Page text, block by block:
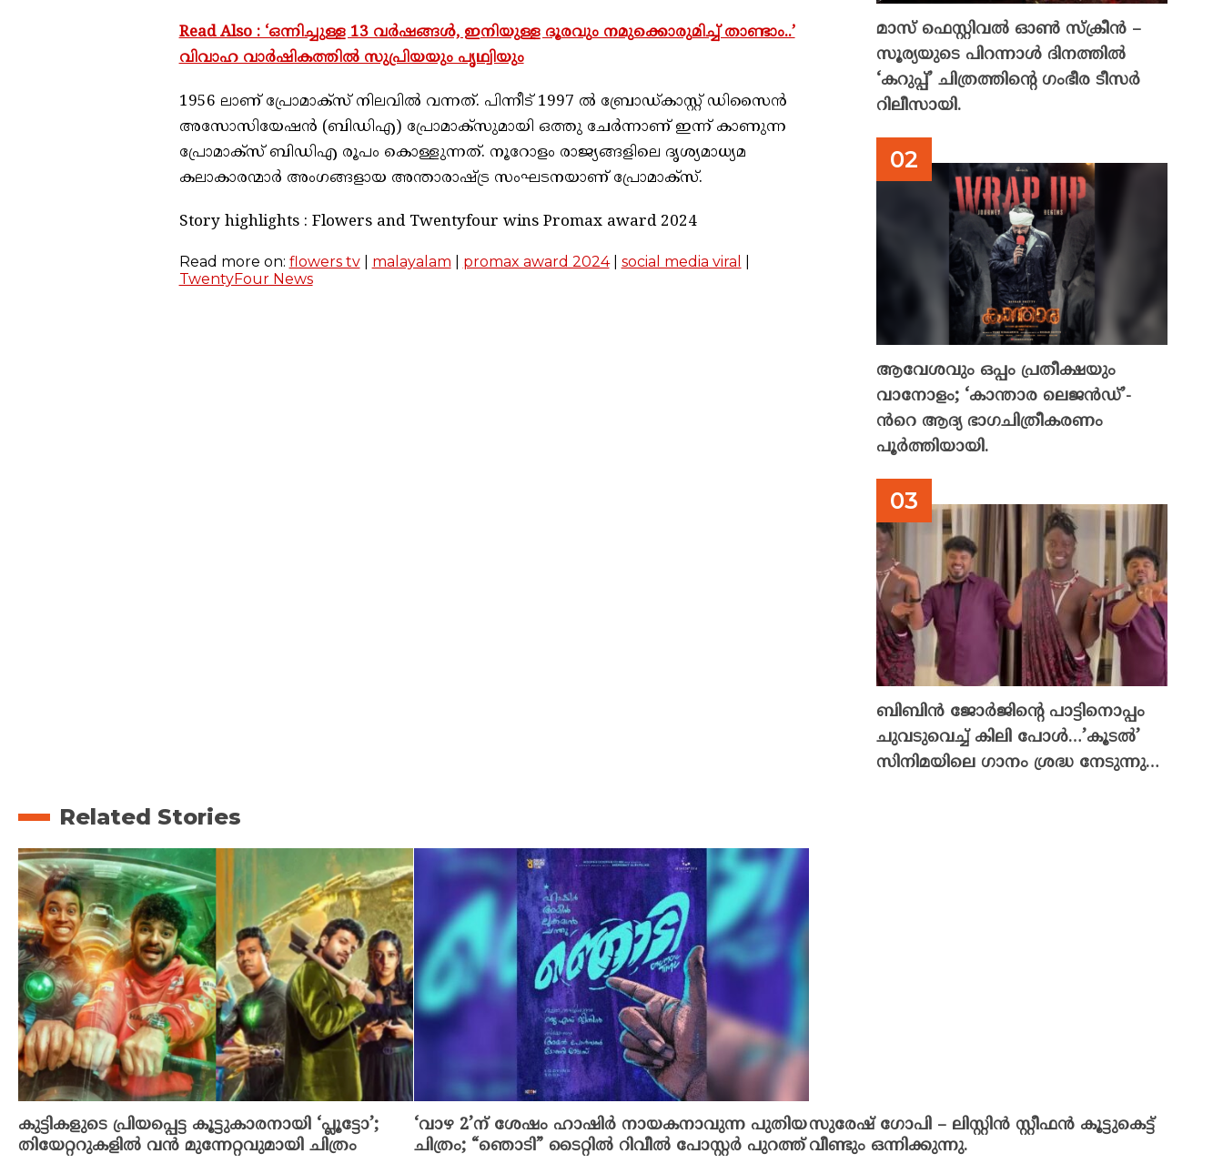
Read Also : ‘ഒന്നിച്ചുള്ള 13 വർഷങ്ങൾ, ഇനിയുള്ള ദൂരവും നമുക്കൊരുമിച്ച് താണ്ടാം..’
വിവാഹ വാർഷികത്തിൽ സുപ്രിയയും പൃഥ്വിയും
1956 ലാണ് പ്രോമാക്‌സ് നിലവിൽ വന്നത്. പിന്നീട് 1997 ൽ ബ്രോഡ്കാസ്റ്റ് ഡിസൈൻ
അസോസിയേഷൻ (ബിഡിഎ) പ്രോമാക്‌സുമായി ഒത്തു ചേർന്നാണ് ഇന്ന് കാണുന്ന
പ്രോമാക്‌സ് ബിഡിഎ രൂപം കൊള്ളുന്നത്. നൂറോളം രാജ്യങ്ങളിലെ ദൃശ്യമാധ്യമ
കലാകാരന്മാർ അംഗങ്ങളായ അന്താരാഷ്ട്ര സംഘടനയാണ് പ്രോമാക്സ്.
Story highlights : Flowers and Twentyfour wins Promax award 2024
Read more on: flowers tv| malayalam promax award 2024| social media viral
TwentyFour News
മാസ് ഫെസ്റ്റിവൽ ഓൺ സ്‌ക്രീൻ –
സൂര്യയുടെ പിറന്നാൾ ദിനത്തിൽ
‘കറുപ്പ്’ ചിത്രത്തിന്റെ ഗംഭീര ടീസർ
റിലീസായി.
ആവേശവും ഒപ്പം പ്രതീക്ഷയും
വാനോളം; ‘കാന്താര ലെജൻഡ്’-
ൻറെ ആദ്യ ഭാഗചിത്രീകരണം
പൂർത്തിയായി.
ബിബിൻ ജോർജിന്റെ പാട്ടിനൊപ്പം
ചുവടുവെച്ച് കിലി പോൾ…’കൂടൽ’
സിനിമയിലെ ഗാനം ശ്രദ്ധ നേടുന്നു…
Related Stories
കുട്ടികളുടെ പ്രിയപ്പെട്ട കൂട്ടുകാരനായി ‘പ്ലൂട്ടോ’;
തിയേറ്ററുകളിൽ വൻ മുന്നേറ്റവുമായി ചിത്രം
‘വാഴ 2’ന് ശേഷം ഹാഷിർ നായകനാവുന്ന പുതിയ
ചിത്രം; “ഞൊടി” ടൈറ്റിൽ റിവീൽ പോസ്റ്റർ പുറത്ത്
സുരേഷ് ഗോപി – ലിസ്റ്റിൻ സ്റ്റീഫൻ കൂട്ടുകെട്ട്
വീണ്ടും ഒന്നിക്കുന്നു.